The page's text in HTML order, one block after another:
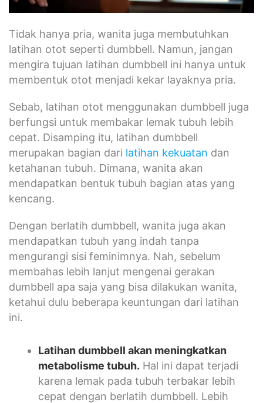
Tidak hanya pria, wanita juga membutuhkan
latihan otot seperti dumbbell. Namun, jangan
mengira tujuan latihan dumbbell ini hanya untuk
membentuk otot menjadi kekar layaknya pria.
Sebab, latihan otot menggunakan dumbbell juga
berfungsi untuk membakar lemak tubuh lebih
cepat. Disamping itu, latihan dumbbell
merupakan bagian dari latihan kekuatan dan
ketahanan tubuh. Dimana, wanita akan
mendapatkan bentuk tubuh bagian atas yang
kencang.
Dengan berlatih dumbbell, wanita juga akan
mendapatkan tubuh yang indah tanpa
mengurangi sisi feminimnya. Nah, sebelum
membahas lebih lanjut mengenai gerakan
dumbbell apa saja yang bisa dilakukan wanita,
ketahui dulu beberapa keuntungan dari latihan
ini.
Latihan dumbbell akan meningkatkan
metabolisme tubuh. Hal ini dapat terjadi
karena lemak pada tubuh terbakar lebih
cepat dengan berlatih dumbbell. Lebih